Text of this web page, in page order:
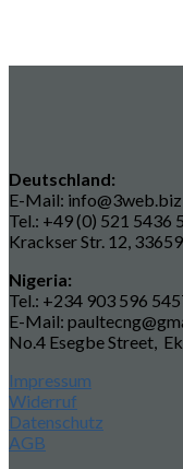
Deutschland:
E-Mail: info@3web.biz
Tel.: +49 (0) 521 5436
Krackser Str. 12,
Nigeria:
Tel.: +234 903 596
E-Mail:
No.4 Esegbe Street,
Impressum
Widerruf
Datenschutz
AGB